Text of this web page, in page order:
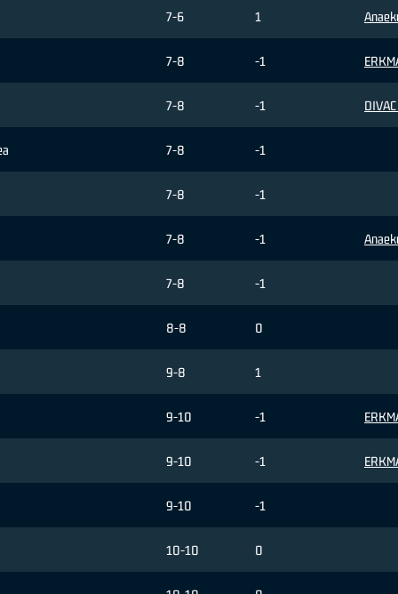
7-6 1
7-8 -1
7-8 -1
7-8 -1
7-8 -1
7-8 -1
7-8 -1
8-8 0
9-8 1
9-10 -1
9-10 -1
9-10 -1
10-10 0